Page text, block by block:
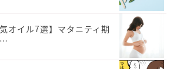
オイル7選】マタニティ期
…